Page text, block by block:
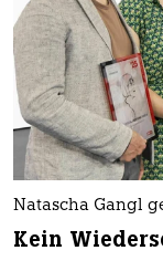
Natascha Gangl
Kein